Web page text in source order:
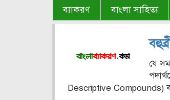
ব্যাকরণ বাংলা সাহিত্য
যে
Descriptive Compounds)